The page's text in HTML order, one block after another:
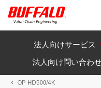
法人向けサービス
法人向け問い合わ
OP-HD500/4K